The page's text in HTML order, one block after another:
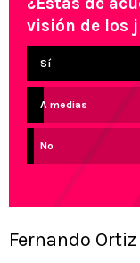
¿Estás de
visión de los
Sí
A medias
No
Fernando